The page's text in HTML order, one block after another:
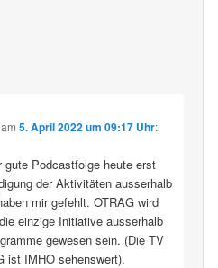
5. April 2022 um 09:17 Uhr:
gute Podcastfolge heute erst
der Aktivitäten ausserhalb
mir gefehlt. OTRAG wird
einzige Initiative ausserhalb
gewesen sein. (Die TV
ist IMHO sehenswert).